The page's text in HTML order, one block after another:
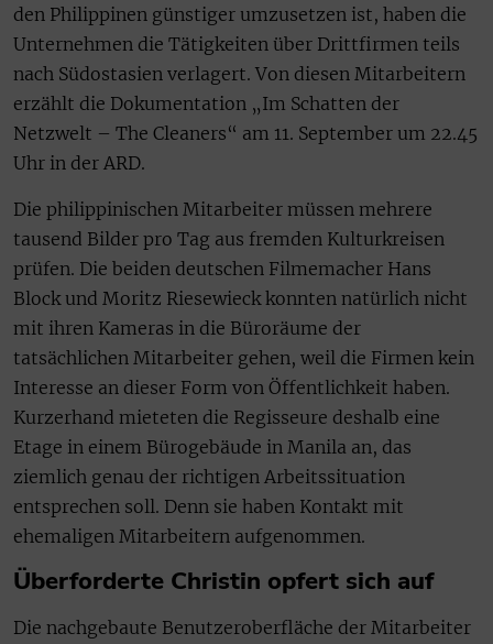
den Philippinen günstiger umzusetzen ist, haben die
Unternehmen die Tätigkeiten über Drittfirmen teils
nach Südostasien verlagert. Von diesen Mitarbeitern
erzählt die Dokumentation „Im Schatten der
Netzwelt – The Cleaners“ am 11. September um 22.45
Uhr in der ARD.
Die philippinischen Mitarbeiter müssen mehrere
tausend Bilder pro Tag aus fremden Kulturkreisen
prüfen. Die beiden deutschen Filmemacher Hans
Block und Moritz Riesewieck konnten natürlich nicht
mit ihren Kameras in die Büroräume der
tatsächlichen Mitarbeiter gehen, weil die Firmen kein
Interesse an dieser Form von Öffentlichkeit haben.
Kurzerhand mieteten die Regisseure deshalb eine
Etage in einem Bürogebäude in Manila an, das
ziemlich genau der richtigen Arbeitssituation
entsprechen soll. Denn sie haben Kontakt mit
ehemaligen Mitarbeitern aufgenommen.
Überforderte Christin opfert sich auf
Die nachgebaute Benutzeroberfläche der Mitarbeiter